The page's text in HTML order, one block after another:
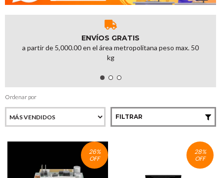
ENVÍOS GRATIS
a partir de 5,000.00 en el área metropolitana peso max. 50
kg
Ordenar por
FILTRAR
26%
OFF
28%
OFF